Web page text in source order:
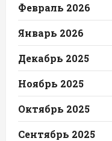
Февраль 2026
Январь 2026
Декабрь 2025
Ноябрь 2025
Октябрь 2025
Сентябрь 2025